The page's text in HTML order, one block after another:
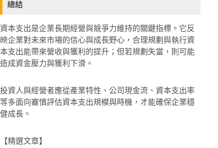
總結
資本支出是企業長期經營與競爭力維持的關鍵指標。它反
映企業對未來市場的信心與成長野心，合理規劃與執行資
本支出能帶來營收與獲利的提升；但若規劃失當，則可能
造成資金壓力與獲利下滑。
投資人與經營者應從產業特性、公司現金流、資本支出率
等多面向審慎評估資本支出規模與時機，才能確保企業穩
健成長。
【精選文章】